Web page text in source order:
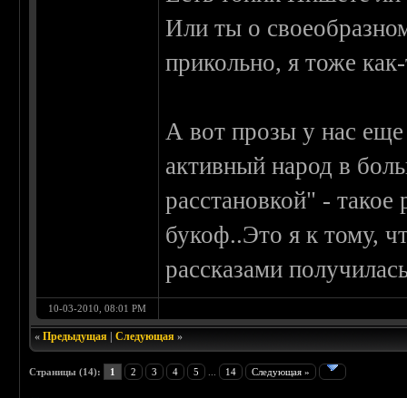
Или ты о
прикольно, я тоже
А вот прозы у нас
активный народ в
расстановкой" -
букоф..Это я к тому,
рассказами
10-03-2010, 08:01 PM
«Предыдущая |Следующая »
Страницы (14): 1 2 3 4 5 14 Следующая »